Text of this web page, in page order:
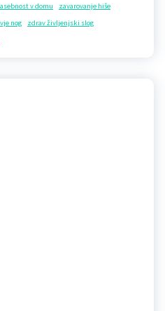
v domu
zavarovanje hiše
nog
zdrav življenjski slog